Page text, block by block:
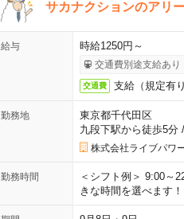
サカナクションのアリ
給与 時給1250円～
交通費別途支給あり
交通費 支給（規定有り
勤務地
東京都千代田区
九段下駅から徒歩5分/
株式会社ライブパワ
勤務時間
＜シフト例＞ 9:00～
きな時間を選べます